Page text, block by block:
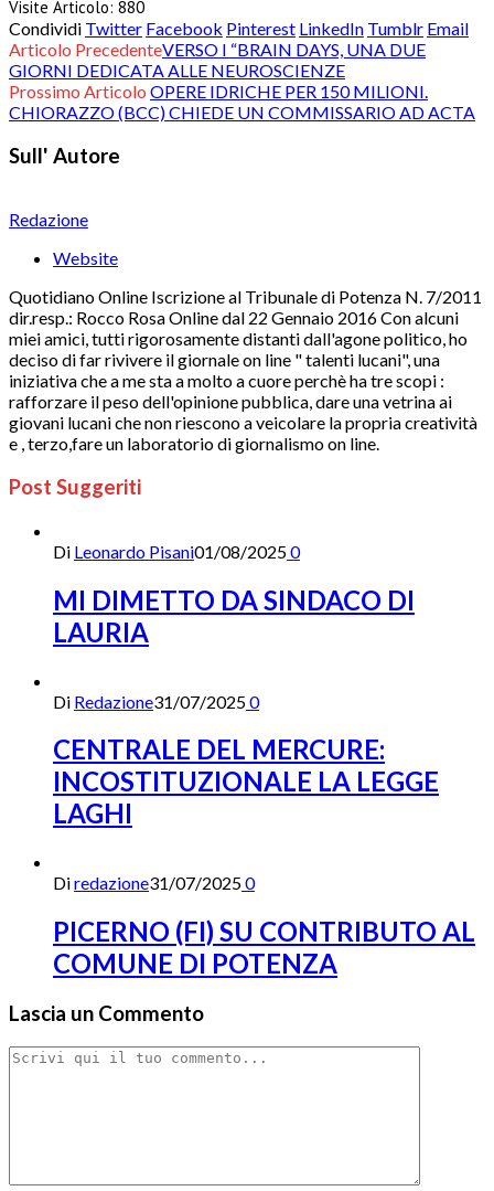
Visite Articolo: 880
Condividi Twitter Facebook Pinterest LinkedIn Tumblr Email
Articolo PrecedenteVERSO I “BRAIN DAYS, UNA DUE
GIORNI DEDICATA ALLE NEUROSCIENZE
Prossimo Articolo OPERE IDRICHE PER 150 MILIONI.
CHIORAZZO (BCC) CHIEDE UN COMMISSARIO AD ACTA
Sull' Autore
Redazione
Website
Quotidiano Online Iscrizione al Tribunale di Potenza N. 7/2011
dir.resp.: Rocco Rosa Online dal 22 Gennaio 2016 Con alcuni
miei amici, tutti rigorosamente distanti dall'agone politico, ho
deciso di far rivivere il giornale on line " talenti lucani", una
iniziativa che a me sta a molto a cuore perchè ha tre scopi :
rafforzare il peso dell'opinione pubblica, dare una vetrina ai
giovani lucani che non riescono a veicolare la propria creatività
e , terzo,fare un laboratorio di giornalismo on line.
Post Suggeriti
Di Leonardo Pisani01/08/20250
MI DIMETTO DA SINDACO DI
LAURIA
Di Redazione31/07/20250
CENTRALE DEL MERCURE:
INCOSTITUZIONALE LA LEGGE
LAGHI
Diredazione31/07/20250
PICERNO (FI) SU CONTRIBUTO AL
COMUNE DI POTENZA
Lascia un Commento